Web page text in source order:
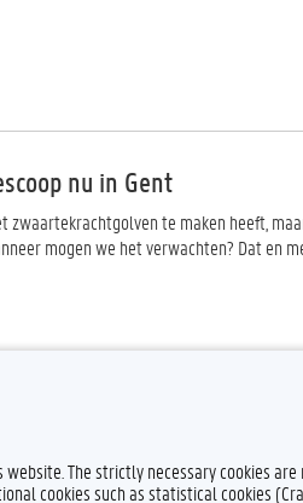
nu in Gent
zwaartekrachtgolven te maken heeft,
mogen we het verwachten? Dat en
The strictly necessary cookies
cookies such as statistical cookies